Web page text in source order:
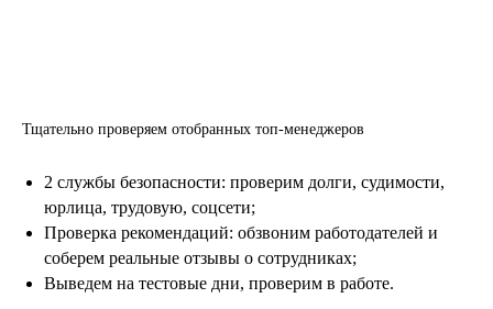
Тщательно проверяем отобранных топ-менеджеров
2 службы безопасности: проверим долги, судимости,
юрлица, трудовую, соцсети;
Проверка рекомендаций: обзвоним работодателей и
соберем реальные отзывы о сотрудниках;
Выведем на тестовые дни, проверим в работе.